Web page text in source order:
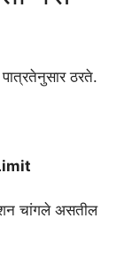
पात्रतेनुसार ठरते.
चांगले असतील